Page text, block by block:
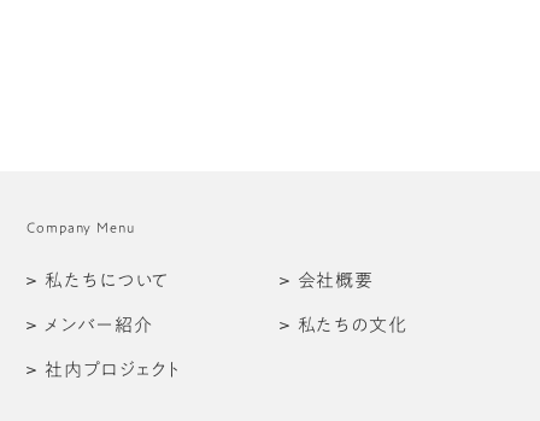
Company Menu
私たちについて 会社概要
メンバー紹介 私たちの文化
社内プロジェクト